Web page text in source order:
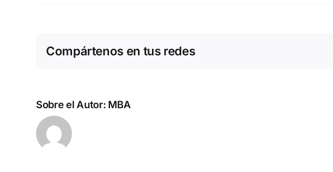
Compártenos en tus redes
Sobre el Autor: MBA